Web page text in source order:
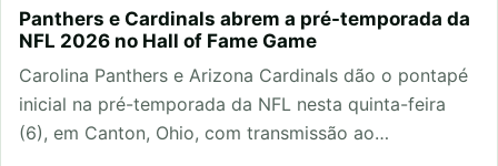
Panthers e Cardinals abrem a pré-temporada da
NFL 2026 no Hall of Fame Game
Carolina Panthers e Arizona Cardinals dão o pontapé
inicial na pré-temporada da NFL nesta quinta-feira
(6), em Canton, Ohio, com transmissão ao…